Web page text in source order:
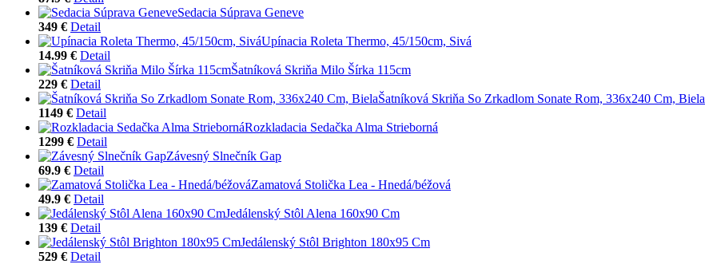
Sedacia Súprava Geneve
349 € Detail
Upínacia Roleta Thermo, 45/150cm, Sivá
14.99 € Detail
Šatníková Skriňa Milo Šírka 115cm
229 € Detail
Šatníková Skriňa So Zrkadlom Sonate Rom, 336x240 Cm, Biela
1149 € Detail
Rozkladacia Sedačka Alma Strieborná
1299 € Detail
Závesný Slnečník Gap
69.9 € Detail
Zamatová Stolička Lea - Hnedá/béžová
49.9 € Detail
Jedálenský Stôl Alena 160x90 Cm
139 € Detail
Jedálenský Stôl Brighton 180x95 Cm
529 € Detail